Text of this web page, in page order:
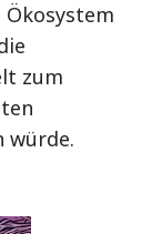
zum
würde.